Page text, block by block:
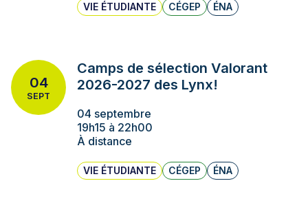
VIE ÉTUDIANTE CÉGEP ÉNA
04
SEPT
Camps de sélection Valorant
2026-2027 des Lynx!
04 septembre
19h15 à 22h00
À distance
VIE ÉTUDIANTE CÉGEP ÉNA